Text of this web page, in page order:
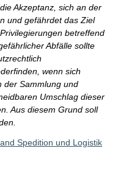
Akzeptanz, sich an der
und gefährdet das Ziel
betreffend
Abfälle sollte
wenn sich
der Sammlung und
Umschlag dieser
Aus diesem Grund soll
Spedition und Logistik